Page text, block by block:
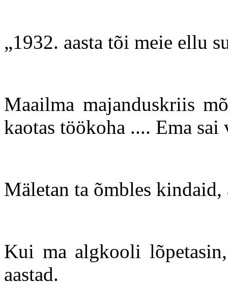
„1932. aasta tõi meie ellu
Maailma majanduskriis
kaotas töökoha .... Ema
Mäletan ta õmbles kindaid,
Kui ma algkooli
aastad.